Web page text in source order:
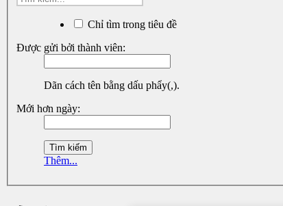
Chỉ tìm trong tiêu đề
Được gửi bởi thành viên:
Dãn cách tên bằng dấu phẩy(,).
Mới hơn ngày:
Thêm...